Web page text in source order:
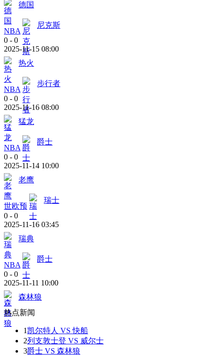
德国
NBA
尼克斯
0 - 0
2025-11-15 08:00
热火
NBA
步行者
0 - 0
2025-11-16 08:00
猛龙
NBA
爵士
0 - 0
2025-11-14 10:00
老鹰
世欧预
瑞士
0 - 0
2025-11-16 03:45
瑞典
NBA
爵士
0 - 0
2025-11-11 10:00
森林狼
热点新闻
1凯尔特人 VS 快船
2列支敦士登 VS 威尔士
3爵士 VS 森林狼